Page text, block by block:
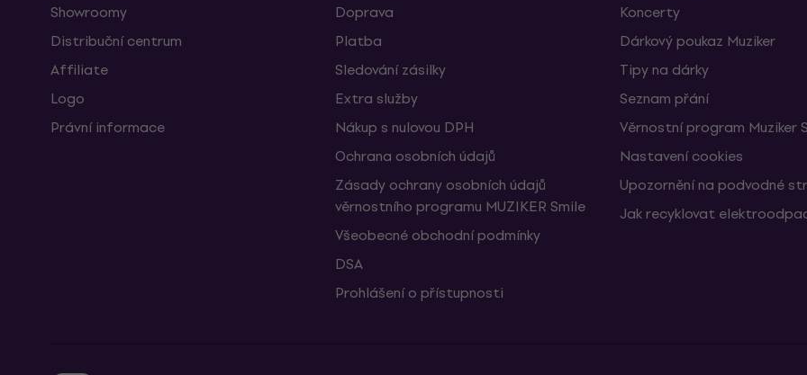
Showroomy
Distribuční centrum
Affiliate
Logo
Právní informace
Doprava
Platba
Sledování zásilky
Extra služby
Nákup s nulovou DPH
Ochrana osobních údajů
Zásady ochrany osobních údajů
věrnostního programu MUZIKER Smile
Všeobecné obchodní podmínky
DSA
Prohlášení o přístupnosti
Koncerty
Dárkový poukaz Muziker
Tipy na dárky
Seznam přání
Věrnostní program Muziker
Nastavení cookies
Upozornění na podvodné
Jak recyklovat